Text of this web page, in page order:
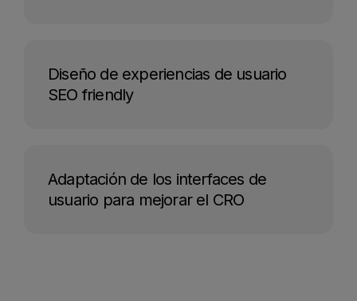
Diseño de experiencias de usuario
SEO friendly
Adaptación de los interfaces de
usuario para mejorar el CRO